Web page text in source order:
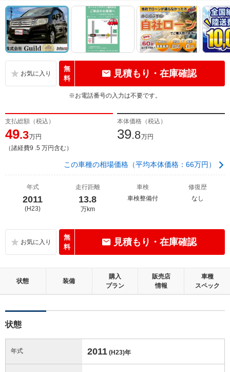
無
料
見積もり・在庫確認
※お電話番号の入力は不要です。
支払総額（税込）
49.3万円
（諸経費9 .5 万円含む）
本体価格（税込）
39.8万円
この車種の相場価格（平均本体価格：66万円）
年式
2011
(H23)
走行距離
13.8
万km
車検
車検整備付
修復歴
なし
無
料
見積もり・在庫確認
状態 装備
購入
プラン
販売店
情報
車種
スペック
状態
年式 2011 (H23)年